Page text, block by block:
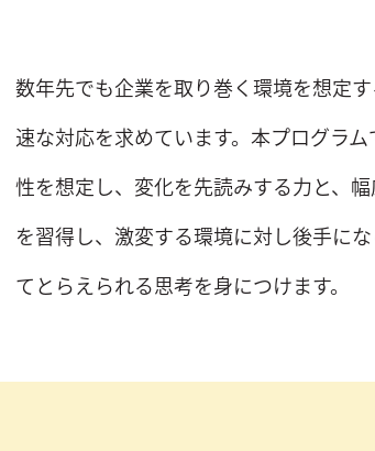
数年先でも企業を取り巻く環境を想定
速な対応を求めています。本プログラ
性を想定し、変化を先読みする力と、
を習得し、激変する環境に対し後手に
てとらえられる思考を身につけます。